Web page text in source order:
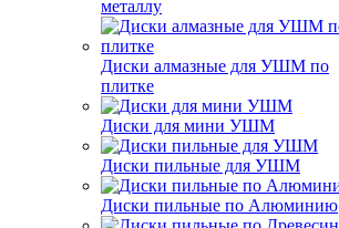
металлу
Диски алмазные для УШМ по
плитке
Диски для мини УШМ
Диски пильные для УШМ
Диски пильные по Алюминию